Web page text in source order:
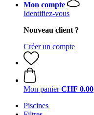
Mon compte
Identifiez-vous
Nouveau client ?
Créer un compte
Mon panier CHF 0.00
Piscines